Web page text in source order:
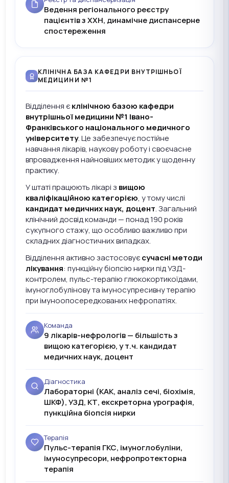
Ведення регіонального реєстру
пацієнтів з ХХН, динамічне диспансерне
спостереження
КЛІНІЧНА БАЗА КАФЕДРИ ВНУТРІШНЬОЇ
МЕДИЦИНИ №1
Відділення єклінічною базою кафедри
внутрішньої медицини №1 Івано-
Франківського національного медичного
університету. Це забезпечує постійне
навчання лікарів, наукову роботу і своєчасне
впровадження найновіших методик у щоденну
практику.
У штаті працюють лікарі з вищою
кваліфікаційною категорією, у тому числі
кандидат медичних наук, доцент. Загальний
клінічний досвід команди — понад 190 років
сукупного стажу, що особливо важливо при
складних діагностичних випадках.
Відділення активно застосовуєсучасні методи
лікування: пункційну біопсію нирки під УЗД-
контролем, пульс-терапію глюкокортикоїдами,
імуноглобулінову та імуносупресивну терапію
при імуноопосередкованих нефропатіях.
Команда
9 лікарів-нефрологів — більшість з
вищою категорією, у т.ч. кандидат
медичних наук, доцент
Діагностика
Лабораторні (КАК, аналіз сечі, біохімія,
ШКФ), УЗД, КТ, екскреторна урографія,
пункційна біопсія нирки
Терапія
Пульс-терапія ГКС, імуноглобуліни,
імуносупресори, нефропротекторна
терапія